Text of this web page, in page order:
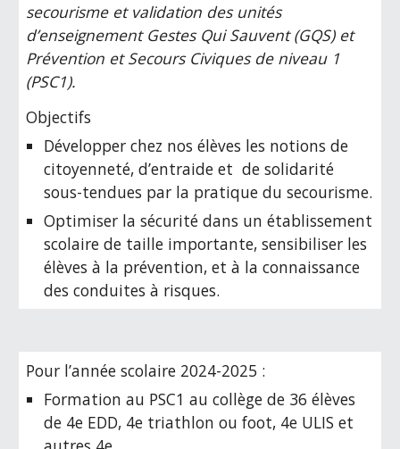
secourisme et validation des unités
d’enseignement Gestes Qui Sauvent (GQS) et
Prévention et Secours Civiques de niveau 1
(PSC1).
Objectifs
Développer chez nos élèves les notions de
citoyenneté, d’entraide et de solidarité
sous-tendues par la pratique du secourisme.
Optimiser la sécurité dans un établissement
scolaire de taille importante, sensibiliser les
élèves à la prévention, et à la connaissance
des conduites à risques.
Pour l’année scolaire 2024-2025 :
Formation au PSC1 au collège de 36 élèves
de 4e EDD, 4e triathlon ou foot, 4e ULIS et